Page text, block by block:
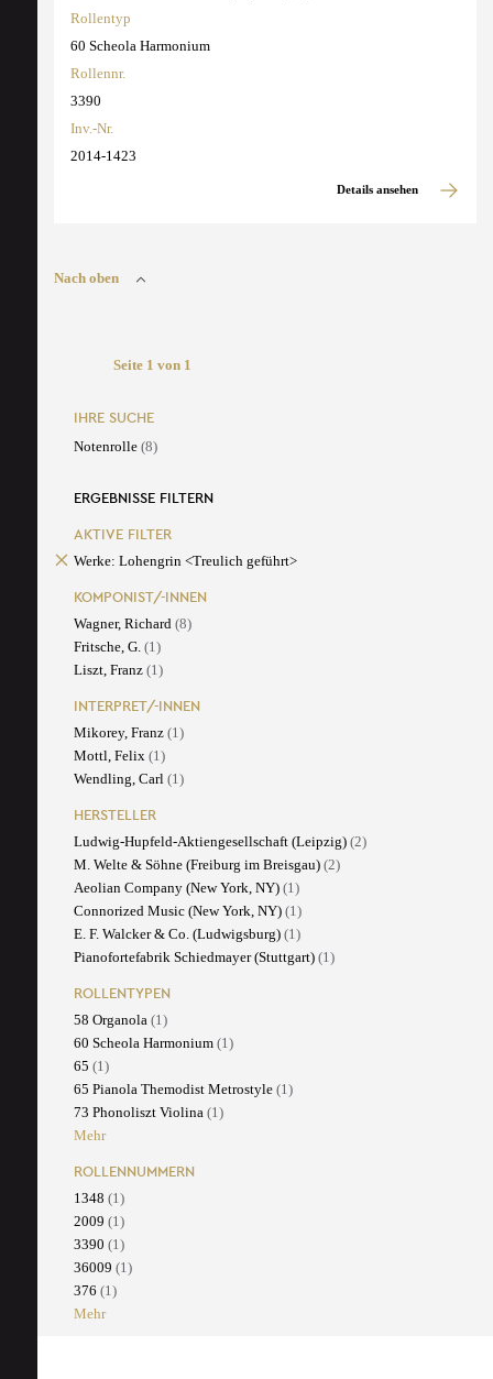
Rollentyp
60 Scheola Harmonium
Rollennr.
3390
Inv.-Nr.
2014-1423
Details ansehen
Nach oben
Seite 1 von 1
IHRE SUCHE
Notenrolle (8)
ERGEBNISSE FILTERN
AKTIVE FILTER
Werke: Lohengrin <Treulich geführt>
KOMPONIST/-INNEN
Wagner, Richard (8)
Fritsche, G. (1)
Liszt, Franz (1)
INTERPRET/-INNEN
Mikorey, Franz (1)
Mottl, Felix (1)
Wendling, Carl (1)
HERSTELLER
Ludwig-Hupfeld-Aktiengesellschaft (Leipzig) (2)
M. Welte & Söhne (Freiburg im Breisgau) (2)
Aeolian Company (New York, NY) (1)
Connorized Music (New York, NY) (1)
E. F. Walcker & Co. (Ludwigsburg) (1)
Pianofortefabrik Schiedmayer (Stuttgart) (1)
ROLLENTYPEN
58 Organola (1)
60 Scheola Harmonium (1)
65 (1)
65 Pianola Themodist Metrostyle (1)
73 Phonoliszt Violina (1)
Mehr
ROLLENNUMMERN
1348 (1)
2009 (1)
3390 (1)
36009 (1)
376 (1)
Mehr